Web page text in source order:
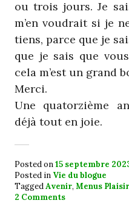
ou trois jours. Je
m’en voudrait si je
tiens, parce que je
que je sais que
cela m’est un grand
Merci.
Une quatorzième
déjà tout en joie.
Posted on15 septembre
Posted in Vie du blogue
TaggedAvenir, Menus
2 Comments